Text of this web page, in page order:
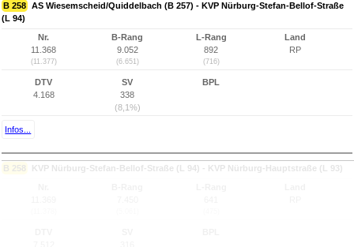
B 258 AS Wiesemscheid/Quiddelbach (B 257) - KVP Nürburg-Stefan-Bellof-Straße
(L 94)
Nr.
11.368
(11.377)
B-Rang
9.052
(6.651)
L-Rang
892
(716)
Land
RP
DTV
4.168
SV
338
(8,1%)
BPL
Infos...
B 258 KVP Nürburg-Stefan-Bellof-Straße (L 94) - KVP Nürburg-Hauptstraße (L 93)